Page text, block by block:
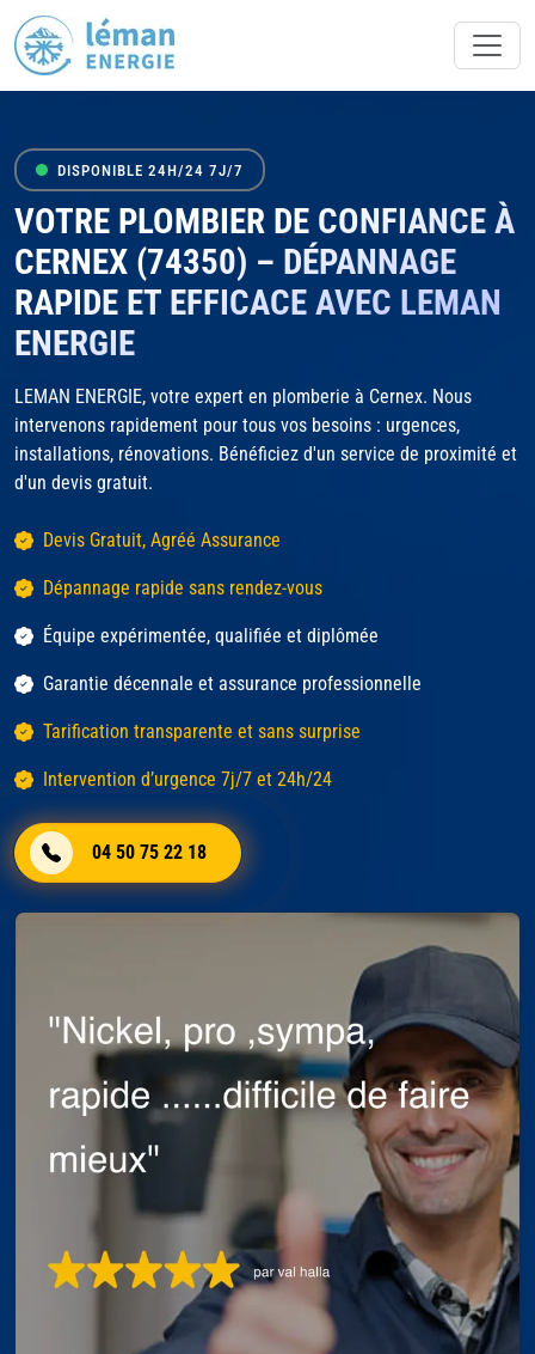
DISPONIBLE 24H/24 7J/7
VOTRE PLOMBIER DE CONFIANCE À
CERNEX (74350) – DÉPANNAGE
RAPIDE ET EFFICACE AVEC LEMAN
ENERGIE
LEMAN ENERGIE, votre expert en plomberie à Cernex. Nous
intervenons rapidement pour tous vos besoins : urgences,
installations, rénovations. Bénéficiez d'un service de proximité et
d'un devis gratuit.
Devis Gratuit, Agréé Assurance
Dépannage rapide sans rendez-vous
Équipe expérimentée, qualifiée et diplômée
Garantie décennale et assurance professionnelle
Tarification transparente et sans surprise
Intervention d’urgence 7j/7 et 24h/24
04 50 75 22 18